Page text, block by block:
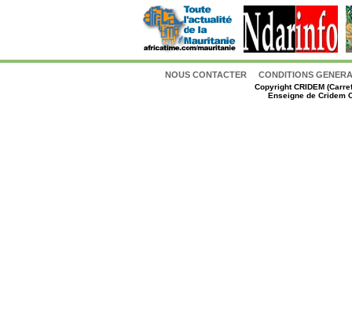
NOUS CONTACTER CONDITIONS
CopyrightCRIDEM
Enseigne de Cridem